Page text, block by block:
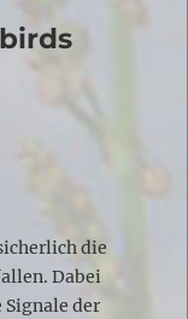
die
Dabei
der